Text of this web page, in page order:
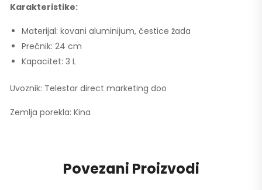
Karakteristike:
Materijal: kovani aluminijum, čestice žada
Prečnik: 24 cm
Kapacitet: 3 L
Uvoznik: Telestar direct marketing doo
Zemlja porekla: Kina
Povezani Proizvodi